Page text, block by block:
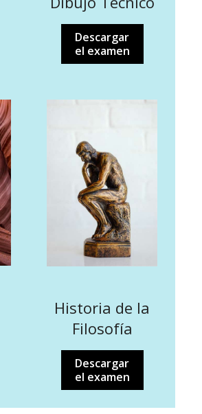
Descargar
el examen
Historia de la
Filosofía
Descargar
el examen